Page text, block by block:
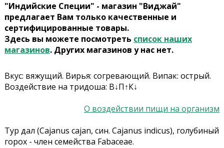
"Индийские Специи" - магазин "Виджай"
предлагает Вам только качественные и
сертифицированные товары.
Здесь вы можете посмотреть список наших
магазинов. Других магазинов у нас нет.
Вкус: вяжущий. Вирья: согревающий. Випак: острый.
Воздействие на тридоша: В↓П↑К↓
О воздействии пищи на организм
Тур дал (Cajanus cajan, син. Cajanus indicus), голубиный
горох - член семейства Fabaceae.